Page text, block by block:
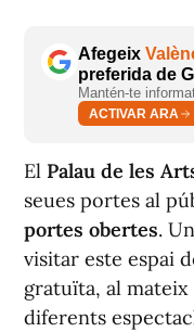
Afegeix
preferida de
Mantén-te
ACTIVAR ARA
El Palau de les
seues portes al
portes obertes.
visitar este espai
gratuïta, al
diferents